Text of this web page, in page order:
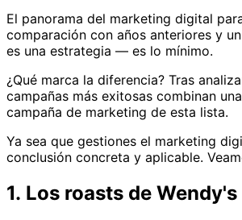
El panorama del marketing digital
comparación con años anteriores y
es una estrategia — es lo mínimo.
¿Qué marca la diferencia? Tras
campañas más exitosas combinan
campaña de marketing de esta lista.
Ya sea que gestiones el marketing
conclusión concreta y aplicable.
1. Los roasts de